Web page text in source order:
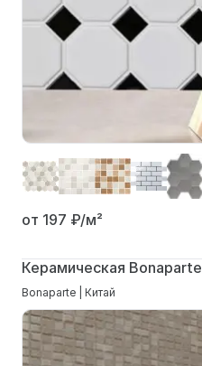
от 197 ₽/м²
Керамическая Bonaparte
Bonaparte | Китай